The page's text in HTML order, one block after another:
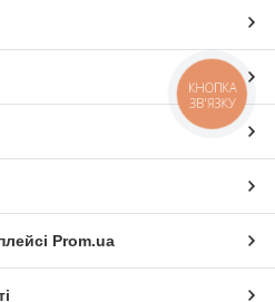
Prom.ua
КНОПКА
ЗВ'ЯЗКУ